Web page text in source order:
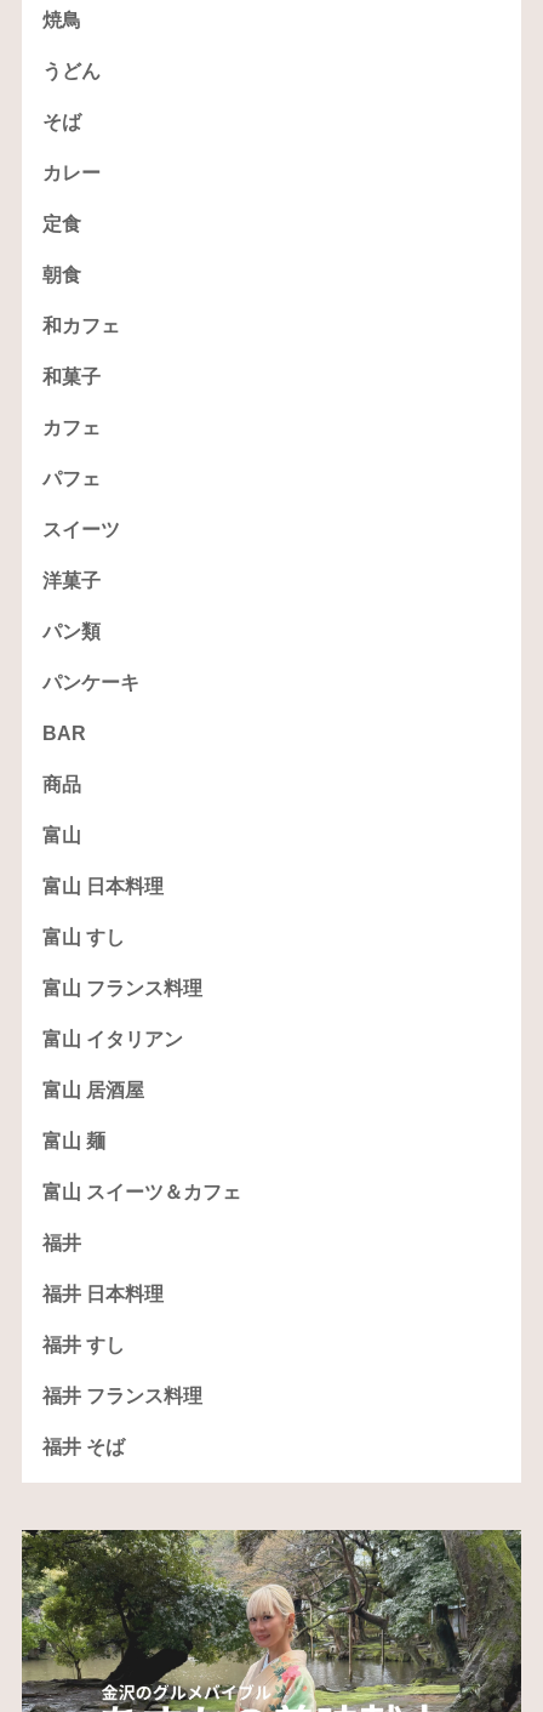
焼鳥
うどん
そば
カレー
定食
朝食
和カフェ
和菓子
カフェ
パフェ
スイーツ
洋菓子
パン類
パンケーキ
BAR
商品
富山
富山 日本料理
富山 すし
富山 フランス料理
富山 イタリアン
富山 居酒屋
富山 麺
富山 スイーツ＆カフェ
福井
福井 日本料理
福井 すし
福井 フランス料理
福井 そば